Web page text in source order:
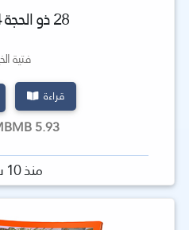
28 ذو الحجة 1434 هـ
فتية
قراءة
5.93 MBMB كتاب
منذ 10 سنة